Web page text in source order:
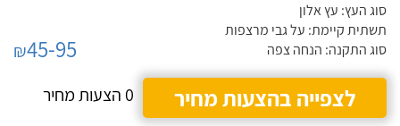
סוג העץ: עץ אלון
תשתית קיימת: על גבי מרצפות
סוג התקנה: הנחה צפה
₪45-95
לצפייה בהצעות מחיר
0 הצעות מחיר